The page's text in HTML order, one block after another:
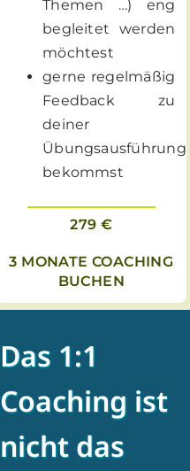
Themen …) eng
begleitet werden
möchtest
gerne regelmäßig
Feedback zu
deiner
Übungsausführung
bekommst
279 €
3 MONATE COACHING
BUCHEN
Das 1:1
Coaching ist
nicht das